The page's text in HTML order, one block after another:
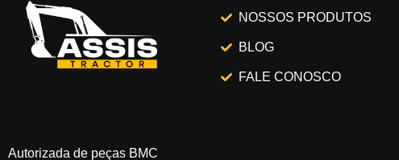
Autorizada de peças BMC
NOSSOS PRODUTOS
BLOG
FALE CONOSCO